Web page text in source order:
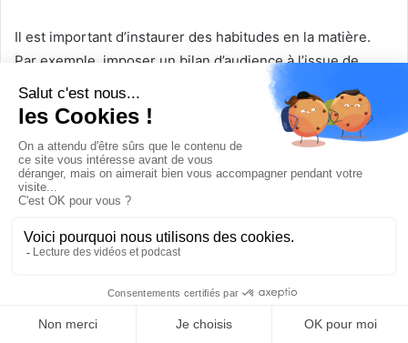
Il est important d’instaurer des habitudes en la matière.
Par exemple, imposer un bilan d’audience à l’issue de
l’évènement, ou régulièrement si c’est une rubrique
permanente au journaliste en charge du résultat final est
Un coordinateur numérique est disponible si besoin pour
donner son avis, mais les équipes doivent être